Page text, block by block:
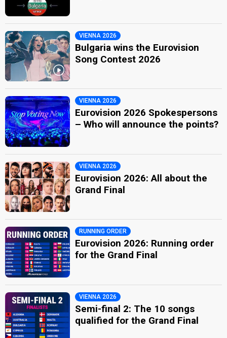
VIENNA 2026
Bulgaria wins the Eurovision
Song Contest 2026
VIENNA 2026
Eurovision 2026 Spokespersons
– Who will announce the points?
VIENNA 2026
Eurovision 2026: All about the
Grand Final
RUNNING ORDER
Eurovision 2026: Running order
for the Grand Final
VIENNA 2026
Semi-final 2: The 10 songs
qualified for the Grand Final